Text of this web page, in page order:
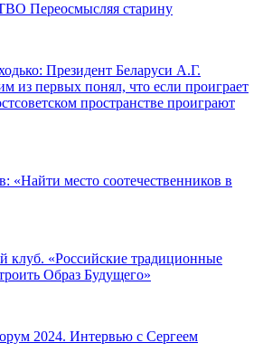
Переосмысляя старину
Президент Беларуси А.Г.
из первых понял, что если проиграет
пространстве проиграют
«Найти место соотечественников в
клуб. «Российские традиционные
Образ Будущего»
2024. Интервью с Сергеем